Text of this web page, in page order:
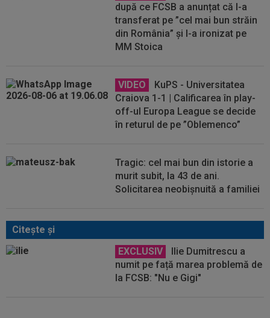
după ce FCSB a anunțat că l-a
transferat pe ”cel mai bun străin
din România” și l-a ironizat pe
MM Stoica
VIDEO
KuPS - Universitatea
Craiova 1-1 | Calificarea în play-
off-ul Europa League se decide
în returul de pe ”Oblemenco”
Tragic: cel mai bun din istorie a
murit subit, la 43 de ani.
Solicitarea neobișnuită a familiei
Citeşte şi
EXCLUSIV
Ilie Dumitrescu a
numit pe față marea problemă de
la FCSB: "Nu e Gigi"